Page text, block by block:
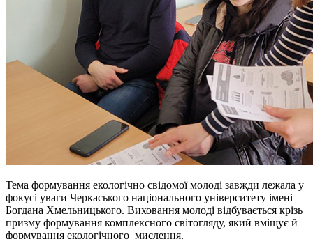
Тема формування екологічно свідомої молоді завжди лежала у
фокусі уваги Черкаського національного університету імені
Богдана Хмельницького. Виховання молоді відбувається крізь
призму формування комплексного світогляду, який вміщує й
формування екологічного мислення.